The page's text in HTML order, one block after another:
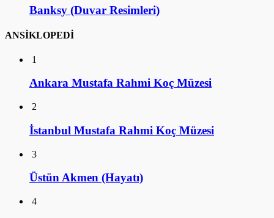
Banksy (Duvar Resimleri)
ANSİKLOPEDİ
1
Ankara Mustafa Rahmi Koç Müzesi
2
İstanbul Mustafa Rahmi Koç Müzesi
3
Üstün Akmen (Hayatı)
4